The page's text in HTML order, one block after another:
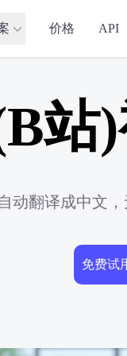
价格 API
站
动翻译成中文
免费试